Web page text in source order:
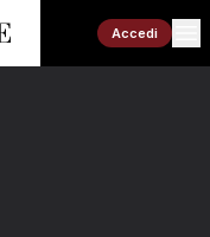
Accedi